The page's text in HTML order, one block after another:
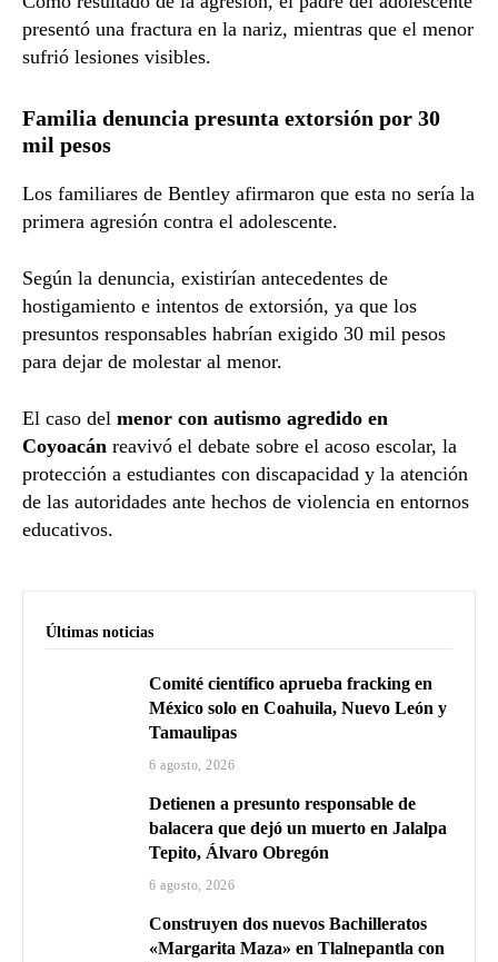
presentó una fractura en la nariz, mientras que el menor
sufrió lesiones visibles.
Familia denuncia presunta extorsión por 30
mil pesos
Los familiares de Bentley afirmaron que esta no sería la
primera agresión contra el adolescente.
Según la denuncia, existirían antecedentes de
hostigamiento e intentos de extorsión, ya que los
presuntos responsables habrían exigido 30 mil pesos
para dejar de molestar al menor.
El caso del menor con autismo agredido en
Coyoacán reavivó el debate sobre el acoso escolar, la
protección a estudiantes con discapacidad y la atención
de las autoridades ante hechos de violencia en entornos
educativos.
Últimas noticias
Comité científico aprueba fracking en
México solo en Coahuila, Nuevo León y
Tamaulipas
6 agosto, 2026
Detienen a presunto responsable de
balacera que dejó un muerto en Jalalpa
Tepito, Álvaro Obregón
6 agosto, 2026
Construyen dos nuevos Bachilleratos
«Margarita Maza» en Tlalnepantla con